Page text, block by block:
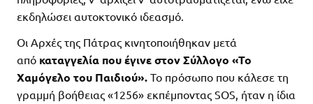
εκδηλώσει αυτοκτονικό ιδεασμό.
Οι Αρχές της Πάτρας κινητοποιήθηκαν μετά
από καταγγελία που έγινε στον Σύλλογο «Το
Χαμόγελο του Παιδιού». Το πρόσωπο που κάλεσε τη
γραμμή βοήθειας «1256» εκπέμποντας SOS, ήταν η ίδια